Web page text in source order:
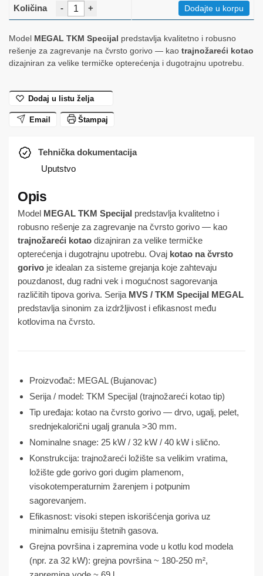
Model MEGAL TKM Specijal predstavlja kvalitetno i robusno
rešenje za zagrevanje na čvrsto gorivo — kao trajnožareći kotao
dizajniran za velike termičke opterećenja i dugotrajnu upotrebu.
- + Dodajte u korpu
Dodaj u listu želja
Email Štampaj
Tehnička dokumentacija
Uputstvo
Model MEGAL TKM Specijal predstavlja kvalitetno i
robusno rešenje za zagrevanje na čvrsto gorivo — kao
trajnožareći kotao dizajniran za velike termičke
opterećenja i dugotrajnu upotrebu. Ovaj kotao na čvrsto
gorivo je idealan za sisteme grejanja koje zahtevaju
pouzdanost, dug radni vek i mogućnost sagorevanja
različitih tipova goriva. Serija MVS / TKM Specijal MEGAL
predstavlja sinonim za izdržljivost i efikasnost među
kotlovima na čvrsto.
Proizvođač: MEGAL (Bujanovac)
Serija / model: TKM Specijal (trajnožareći kotao tip)
Tip uređaja: kotao na čvrsto gorivo — drvo, ugalj, pelet,
srednjekalorični ugalj granula >30 mm.
Nominalne snage: 25 kW / 32 kW / 40 kW i slično.
Konstrukcija: trajnožareći ložište sa velikim vratima,
ložište gde gorivo gori dugim plamenom,
visokotemperaturnim žarenjem i potpunim
sagorevanjem.
Efikasnost: visoki stepen iskorišćenja goriva uz
minimalnu emisiju štetnih gasova.
Grejna površina i zapremina vode u kotlu kod modela
(npr. za 32 kW): grejna površina ~ 180-250 m²,